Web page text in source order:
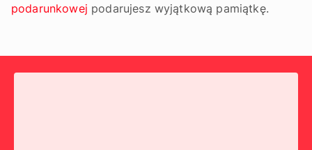
podarunkowej podarujesz wyjątkową pamiątkę.